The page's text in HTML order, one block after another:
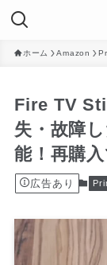
ホーム Amazon
Fire TV
失・故障
能！再購
広告あり